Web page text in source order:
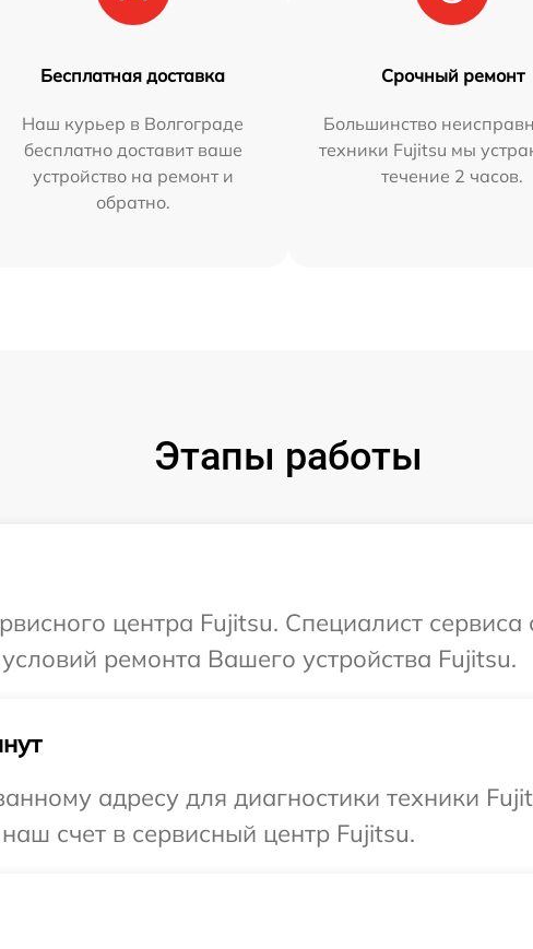
Бесплатная доставка
Наш курьер в Волгограде
бесплатно доставит ваше
устройство на ремонт и
обратно.
Срочный ремонт
Большинство
техники Fujitsu мы
течение 2 часов.
Этапы работы
центра Fujitsu. Специалист
ремонта Вашего устройства Fujitsu.
адресу для диагностики техники
счет в сервисный центр Fujitsu.